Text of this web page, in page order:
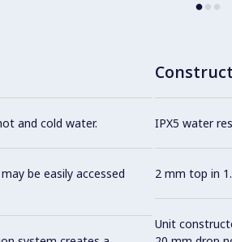
and cold water.
be easily accessed
IPX5 water
2 mm top in
Unit